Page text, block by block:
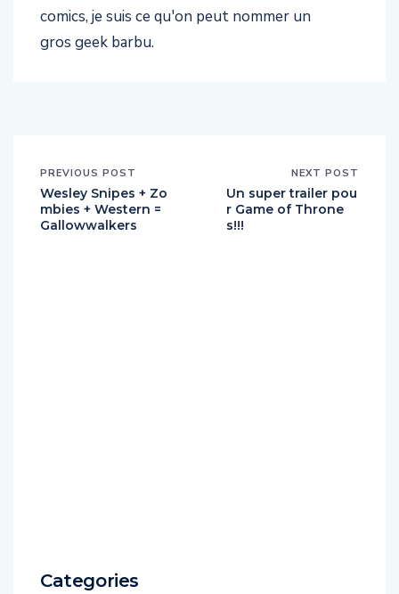
comics, je suis ce qu'on peut nommer un
gros geek barbu.
PREVIOUS POST
Wesley Snipes + Zo
mbies + Western =
Gallowwalkers
NEXT POST
Un super trailer pou
r Game of Throne
s!!!
Categories